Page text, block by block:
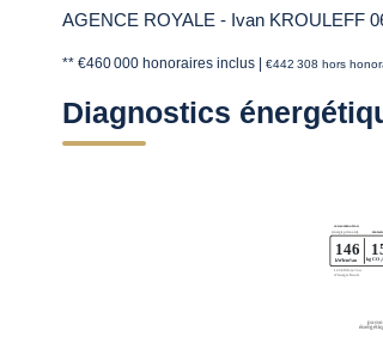
AGENCE ROYALE - Ivan KROULEFF
** €460 000 honoraires inclus €442 308 hors
Diagnostics